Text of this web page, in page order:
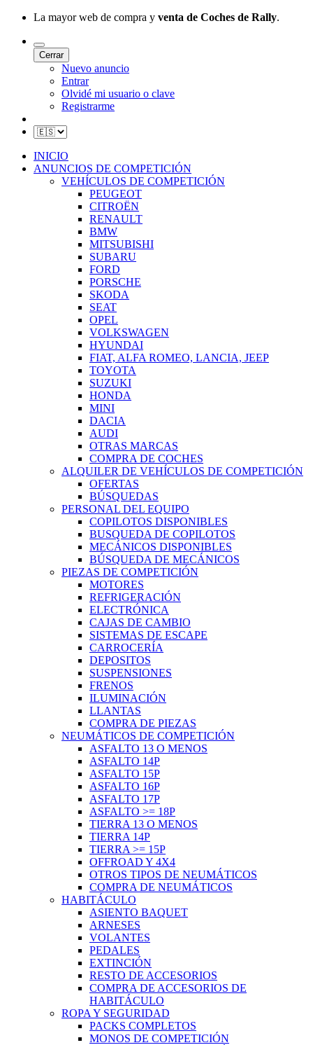
La mayor web de compra y venta de Coches de Rally.
Cerrar
Nuevo anuncio
Entrar
Olvidé mi usuario o clave
Registrarme
INICIO
ANUNCIOS DE COMPETICIÓN
VEHÍCULOS DE COMPETICIÓN
PEUGEOT
CITROËN
RENAULT
BMW
MITSUBISHI
SUBARU
FORD
PORSCHE
SKODA
SEAT
OPEL
VOLKSWAGEN
HYUNDAI
FIAT, ALFA ROMEO, LANCIA, JEEP
TOYOTA
SUZUKI
HONDA
MINI
DACIA
AUDI
OTRAS MARCAS
COMPRA DE COCHES
ALQUILER DE VEHÍCULOS DE COMPETICIÓN
OFERTAS
BÚSQUEDAS
PERSONAL DEL EQUIPO
COPILOTOS DISPONIBLES
BUSQUEDA DE COPILOTOS
MECÁNICOS DISPONIBLES
BÚSQUEDA DE MECÁNICOS
PIEZAS DE COMPETICIÓN
MOTORES
REFRIGERACIÓN
ELECTRÓNICA
CAJAS DE CAMBIO
SISTEMAS DE ESCAPE
CARROCERÍA
DEPOSITOS
SUSPENSIONES
FRENOS
ILUMINACIÓN
LLANTAS
COMPRA DE PIEZAS
NEUMÁTICOS DE COMPETICIÓN
ASFALTO 13 O MENOS
ASFALTO 14P
ASFALTO 15P
ASFALTO 16P
ASFALTO 17P
ASFALTO >= 18P
TIERRA 13 O MENOS
TIERRA 14P
TIERRA >= 15P
OFFROAD Y 4X4
OTROS TIPOS DE NEUMÁTICOS
COMPRA DE NEUMÁTICOS
HABITÁCULO
ASIENTO BAQUET
ARNESES
VOLANTES
PEDALES
EXTINCIÓN
RESTO DE ACCESORIOS
COMPRA DE ACCESORIOS DE
HABITÁCULO
ROPA Y SEGURIDAD
PACKS COMPLETOS
MONOS DE COMPETICIÓN